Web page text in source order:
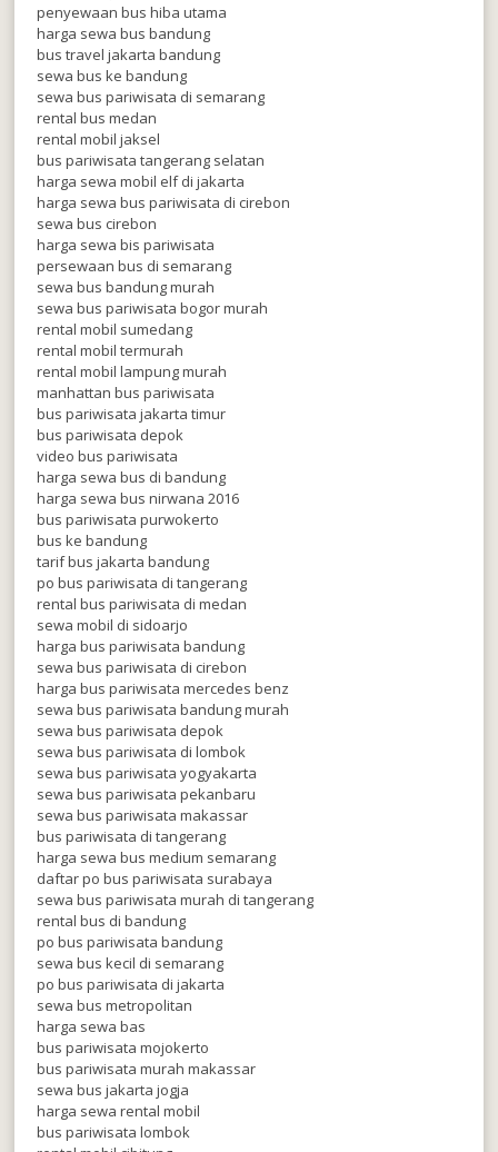
penyewaan bus hiba utama
harga sewa bus bandung
bus travel jakarta bandung
sewa bus ke bandung
sewa bus pariwisata di semarang
rental bus medan
rental mobil jaksel
bus pariwisata tangerang selatan
harga sewa mobil elf di jakarta
harga sewa bus pariwisata di cirebon
sewa bus cirebon
harga sewa bis pariwisata
persewaan bus di semarang
sewa bus bandung murah
sewa bus pariwisata bogor murah
rental mobil sumedang
rental mobil termurah
rental mobil lampung murah
manhattan bus pariwisata
bus pariwisata jakarta timur
bus pariwisata depok
video bus pariwisata
harga sewa bus di bandung
harga sewa bus nirwana 2016
bus pariwisata purwokerto
bus ke bandung
tarif bus jakarta bandung
po bus pariwisata di tangerang
rental bus pariwisata di medan
sewa mobil di sidoarjo
harga bus pariwisata bandung
sewa bus pariwisata di cirebon
harga bus pariwisata mercedes benz
sewa bus pariwisata bandung murah
sewa bus pariwisata depok
sewa bus pariwisata di lombok
sewa bus pariwisata yogyakarta
sewa bus pariwisata pekanbaru
sewa bus pariwisata makassar
bus pariwisata di tangerang
harga sewa bus medium semarang
daftar po bus pariwisata surabaya
sewa bus pariwisata murah di tangerang
rental bus di bandung
po bus pariwisata bandung
sewa bus kecil di semarang
po bus pariwisata di jakarta
sewa bus metropolitan
harga sewa bas
bus pariwisata mojokerto
bus pariwisata murah makassar
sewa bus jakarta jogja
harga sewa rental mobil
bus pariwisata lombok